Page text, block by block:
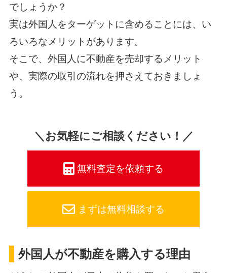
でしょうか？
実は外国人をターゲットに含めることには、い
ろいろなメリットがあります。
そこで、外国人に不動産を売却するメリット
や、実際の取引の流れを押さえておきましょ
う。
＼お気軽にご相談ください！／
無料査定を依頼する
まずは無料相談する
外国人が不動産を購入する理由